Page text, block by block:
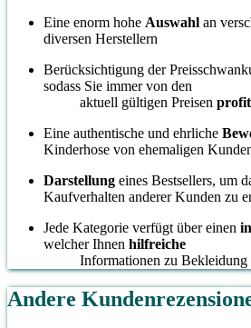
Eine enorm hohe Auswahl an
diversen Herstellern
Berücksichtigung der
sodass Sie immer von den
aktuell gültigen Preisen
Eine authentische und ehrliche
Kinderhose von ehemaligen
Darstellung eines Bestsellers, um
Kaufverhalten anderer Kunden zu
Jede Kategorie verfügt über einen
welcher Ihnen hilfreiche
Informationen zu Bekleidung
Andere